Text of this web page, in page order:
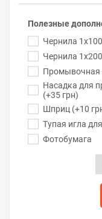
Полезные
Чернила
Чернила
Промывочная
Насадка для
(+35 грн)
Шприц (+10
Тупая игла
Фотобумага